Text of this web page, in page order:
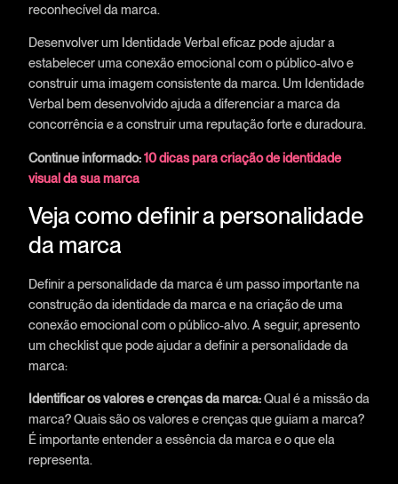
reconhecível da marca.
Desenvolver um Identidade Verbal eficaz pode ajudar a
estabelecer uma conexão emocional com o público-alvo e
construir uma imagem consistente da marca. Um Identidade
Verbal bem desenvolvido ajuda a diferenciar a marca da
concorrência e a construir uma reputação forte e duradoura.
Continue informado:10 dicas para criação de identidade
visual da sua marca
Veja como definir a personalidade
da marca
Definir a personalidade da marca é um passo importante na
construção da identidade da marca e na criação de uma
conexão emocional com o público-alvo. A seguir, apresento
um checklist que pode ajudar a definir a personalidade da
marca:
Identificar os valores e crenças da marca:Qual é a missão da
marca? Quais são os valores e crenças que guiam a marca?
É importante entender a essência da marca e o que ela
representa.